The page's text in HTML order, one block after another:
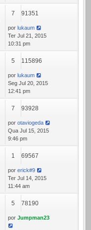
7 91351
por lukaum
Ter Jul 21, 2015
10:31 pm
5 115896
por lukaum
Seg Jul 20, 2015
12:41 pm
7 93928
por otaviogeda
Qua Jul 15, 2015
9:46 pm
1 69567
por erick#9
Ter Jul 14, 2015
11:44 am
5 78190
por Jumpman23